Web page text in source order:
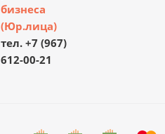
бизнеса
(Юр.лица)
тел. +7 (967)
612-00-21